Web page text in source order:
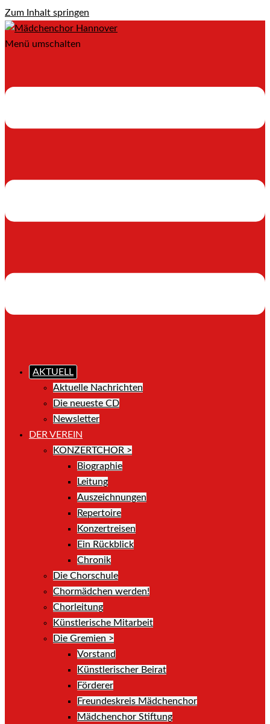
Zum Inhalt springen
Menü umschalten
AKTUELL
Aktuelle Nachrichten
Die neueste CD
Newsletter
DER VEREIN
KONZERTCHOR >
Biographie
Leitung
Auszeichnungen
Repertoire
Konzertreisen
Ein Rückblick
Chronik
Die Chorschule
Chormädchen werden!
Chorleitung
Künstlerische Mitarbeit
Die Gremien >
Vorstand
Künstlerischer Beirat
Förderer
Freundeskreis Mädchenchor
Mädchenchor Stiftung